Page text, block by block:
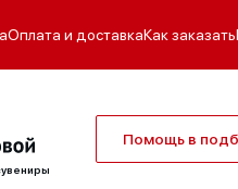
Оплата и доставкаКак заказать
Помощь в